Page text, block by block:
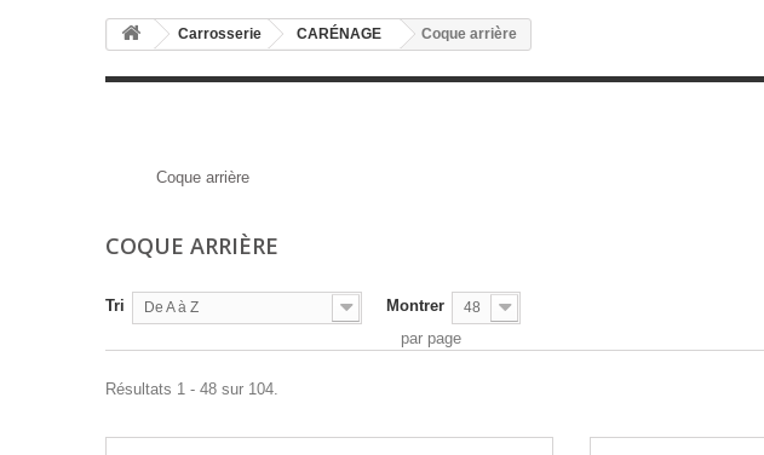
Carrosserie CARÉNAGE Coque arrière
Coque arrière
COQUE ARRIÈRE
Tri De A à Z Montrer 48
par page
Résultats 1 - 48 sur 104.